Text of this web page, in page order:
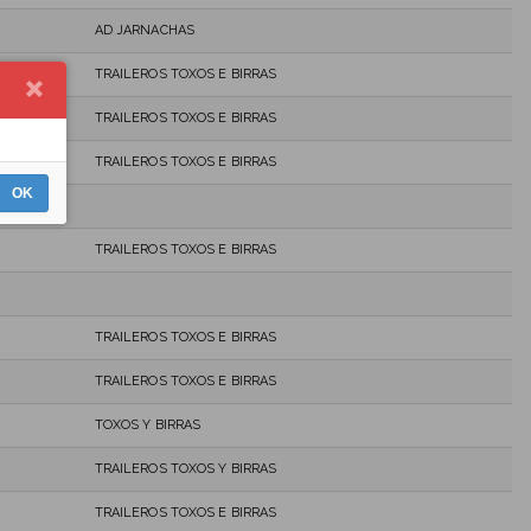
AD JARNACHAS
TRAILEROS TOXOS E BIRRAS
TRAILEROS TOXOS E BIRRAS
TRAILEROS TOXOS E BIRRAS
TRAILEROS TOXOS E BIRRAS
TRAILEROS TOXOS E BIRRAS
TRAILEROS TOXOS E BIRRAS
TOXOS Y BIRRAS
TRAILEROS TOXOS Y BIRRAS
TRAILEROS TOXOS E BIRRAS
OK